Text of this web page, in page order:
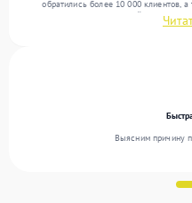
обратились более 10 000 клиентов,
Ежемесячно в сервисный центр
работаем с широким спектром
Выясним причину